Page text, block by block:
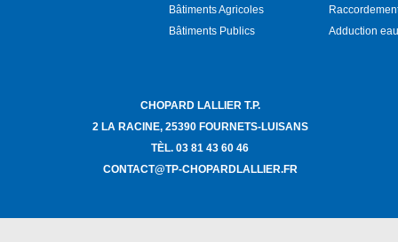
Bâtiments Agricoles
Bâtiments Publics
Adduction
CHOPARD LALLIER T.P.
2 LA RACINE, 25390 FOURNETS-LUISANS
TÈL. 03 81 43 60 46
CONTACT@TP-CHOPARDLALLIER.FR